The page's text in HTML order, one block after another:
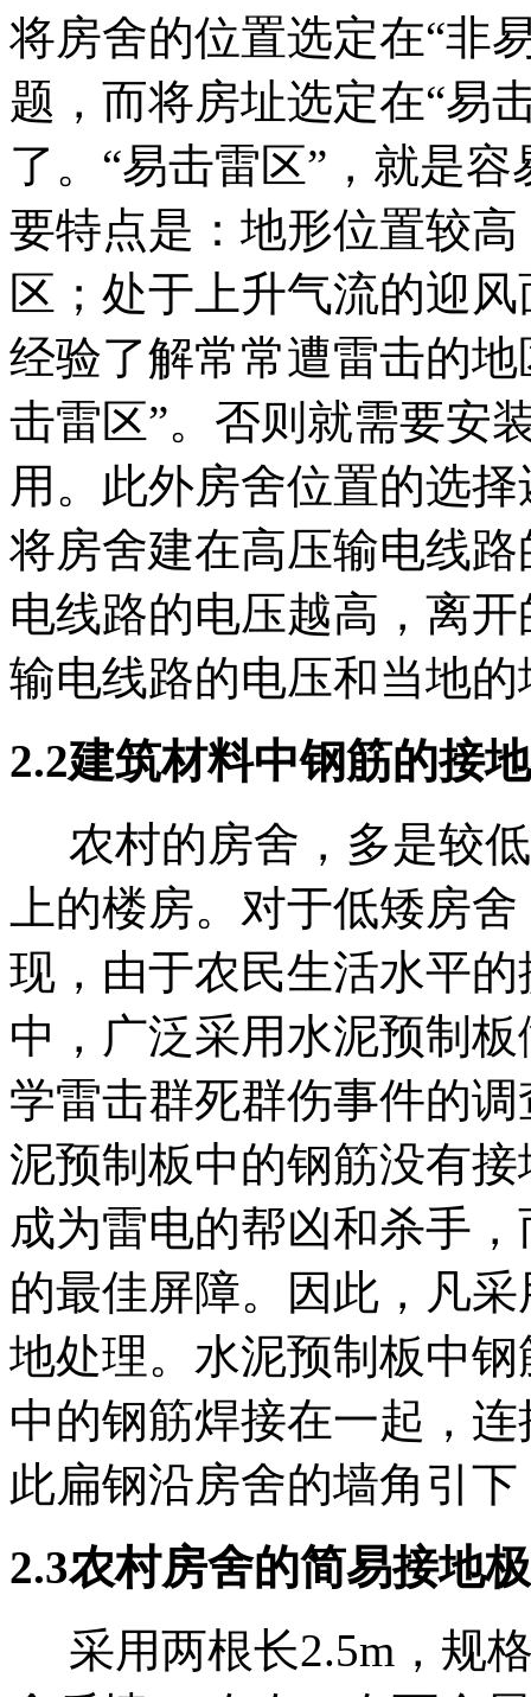
将房舍的位置选定在“非
题，而将房址选定在“易
了。“易击雷区”，就是
要特点是：地形位置较
区；处于上升气流的迎
经验了解常常遭雷击的
击雷区”。否则就需要安
用。此外房舍位置的选
将房舍建在高压输电线
电线路的电压越高，离
输电线路的电压和当地
2.2建筑材料中钢筋的接
农村的房舍，多是较低
上的楼房。对于低矮房
现，由于农民生活水平
中，广泛采用水泥预制
学雷击群死群伤事件的
泥预制板中的钢筋没有
成为雷电的帮凶和杀手
的最佳屏障。因此，凡
地处理。水泥预制板中
中的钢筋焊接在一起，
此扁钢沿房舍的墙角引
2.3农村房舍的简易接地
采用两根长2.5m，规格